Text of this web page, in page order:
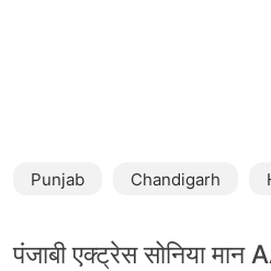
Punjab Chandigarh
पंजाबी एक्ट्रेस सोनिया मान